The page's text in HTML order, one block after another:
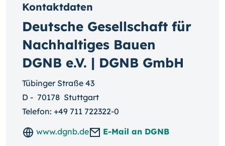
Kontaktdaten
Deutsche Gesellschaft für
Nachhaltiges Bauen
DGNB e.V. | DGNB GmbH
Tübinger Straße 43
D - 70178 Stuttgart
Telefon: +49 711 722322-0
www.dgnb.de
E-Mail an DGNB